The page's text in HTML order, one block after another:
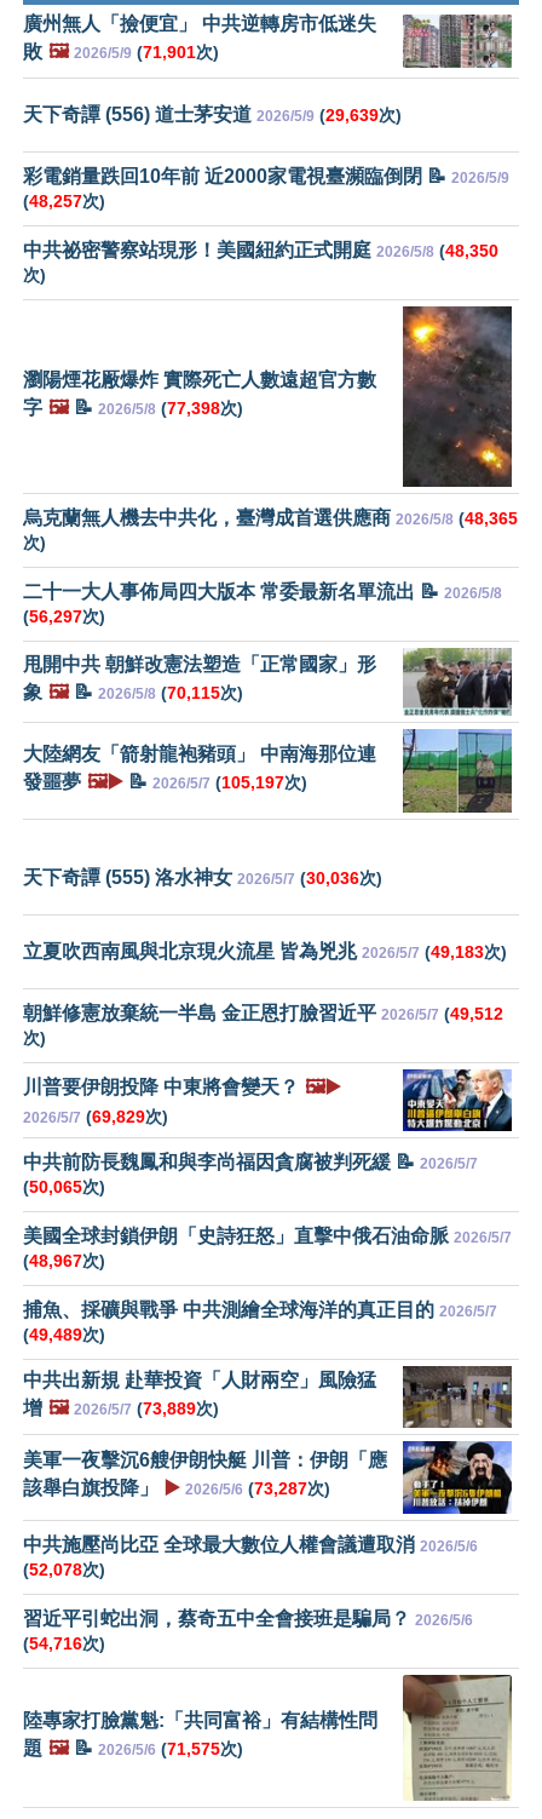
廣州無人「撿便宜」 中共逆轉房市低迷失
敗 🖼️ 2026/5/9 (71,901次)
天下奇譚 (556) 道士茅安道 2026/5/9 (29,639次)
彩電銷量跌回10年前 近2000家電視臺瀕臨倒閉 📝 2026/5/9
(48,257次)
中共祕密警察站現形！美國紐約正式開庭 2026/5/8 (48,350
次)
瀏陽煙花厰爆炸 實際死亡人數遠超官方數
字 🖼️📝 2026/5/8 (77,398次)
烏克蘭無人機去中共化，臺灣成首選供應商 2026/5/8 (48,365
次)
二十一大人事佈局四大版本 常委最新名單流出 📝 2026/5/8
(56,297次)
甩開中共 朝鮮改憲法塑造「正常國家」形
象 🖼️📝 2026/5/8 (70,115次)
大陸網友「箭射龍袍豬頭」 中南海那位連
發噩夢 🖼️▶️ 📝 2026/5/7 (105,197次)
天下奇譚 (555) 洛水神女 2026/5/7 (30,036次)
立夏吹西南風與北京現火流星 皆為兇兆 2026/5/7 (49,183次)
朝鮮修憲放棄統一半島 金正恩打臉習近平 2026/5/7 (49,512
次)
川普要伊朗投降 中東將會變天？ 🖼️▶️
2026/5/7 (69,829次)
中共前防長魏鳳和與李尚福因貪腐被判死緩 📝 2026/5/7
(50,065次)
美國全球封鎖伊朗「史詩狂怒」直擊中俄石油命脈 2026/5/7
(48,967次)
捕魚、採礦與戰爭 中共測繪全球海洋的真正目的 2026/5/7
(49,489次)
中共出新規 赴華投資「人財兩空」風險猛
增 🖼️ 2026/5/7 (73,889次)
美軍一夜擊沉6艘伊朗快艇 川普：伊朗「應
該舉白旗投降」
▶️ 2026/5/6 (73,287次)
中共施壓尚比亞 全球最大數位人權會議遭取消 2026/5/6
(52,078次)
習近平引蛇出洞，蔡奇五中全會接班是騙局？ 2026/5/6
(54,716次)
陸專家打臉黨魁:「共同富裕」有結構性問
題 🖼️📝 2026/5/6 (71,575次)